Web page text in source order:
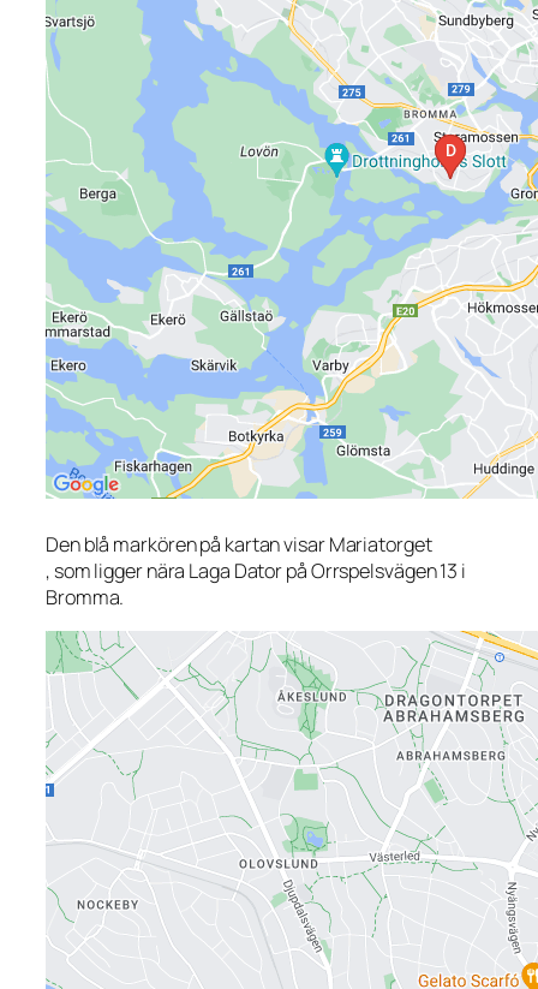
Den blå markören på kartan visar Mariatorget
, som ligger nära Laga Dator på Orrspelsvägen 13 i
Bromma.